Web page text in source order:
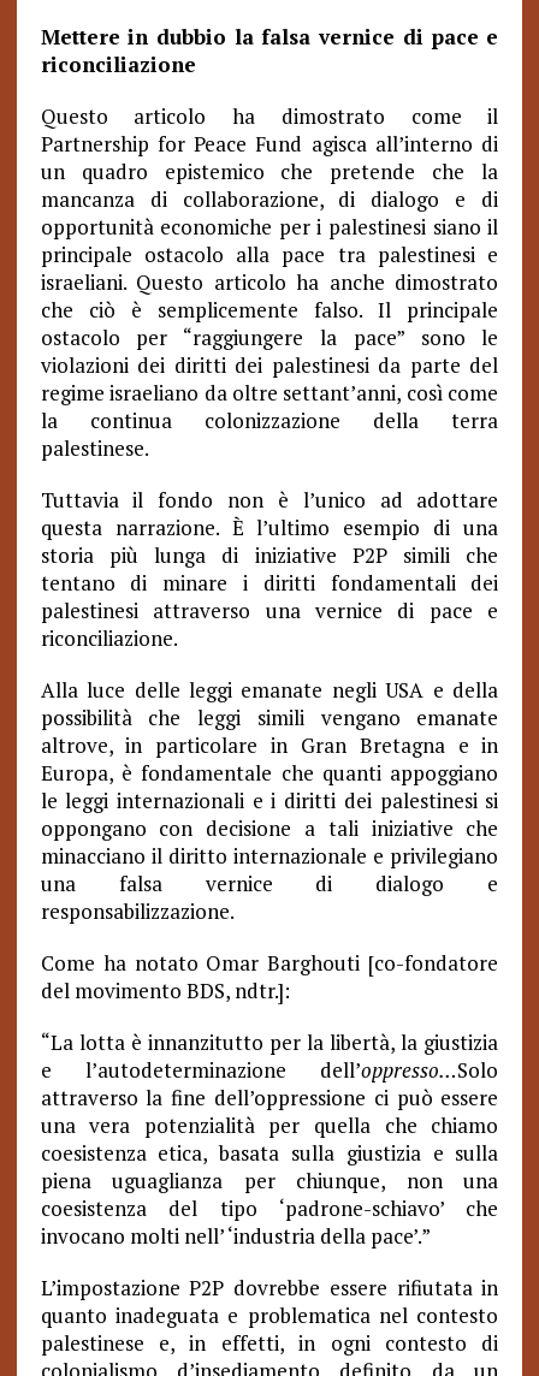
Mettere in dubbio la falsa vernice di pace e
riconciliazione
Questo articolo ha dimostrato come il
Partnership for Peace Fund agisca all’interno di
un quadro epistemico che pretende che la
mancanza di collaborazione, di dialogo e di
opportunità economiche per i palestinesi siano il
principale ostacolo alla pace tra palestinesi e
israeliani. Questo articolo ha anche dimostrato
che ciò è semplicemente falso. Il principale
ostacolo per “raggiungere la pace” sono le
violazioni dei diritti dei palestinesi da parte del
regime israeliano da oltre settant’anni, così come
la continua colonizzazione della terra
palestinese.
Tuttavia il fondo non è l’unico ad adottare
questa narrazione. È l’ultimo esempio di una
storia più lunga di iniziative P2P simili che
tentano di minare i diritti fondamentali dei
palestinesi attraverso una vernice di pace e
riconciliazione.
Alla luce delle leggi emanate negli USA e della
possibilità che leggi simili vengano emanate
altrove, in particolare in Gran Bretagna e in
Europa, è fondamentale che quanti appoggiano
le leggi internazionali e i diritti dei palestinesi si
oppongano con decisione a tali iniziative che
minacciano il diritto internazionale e privilegiano
una falsa vernice di dialogo e
responsabilizzazione.
Come ha notato Omar Barghouti [co-fondatore
del movimento BDS, ndtr.]:
“La lotta è innanzitutto per la libertà, la giustizia
e l’autodeterminazione dell’oppresso…Solo
attraverso la fine dell’oppressione ci può essere
una vera potenzialità per quella che chiamo
coesistenza etica, basata sulla giustizia e sulla
piena uguaglianza per chiunque, non una
coesistenza del tipo ‘padrone-schiavo’ che
invocano molti nell’ ‘industria della pace’.”
L’impostazione P2P dovrebbe essere rifiutata in
quanto inadeguata e problematica nel contesto
palestinese e, in effetti, in ogni contesto di